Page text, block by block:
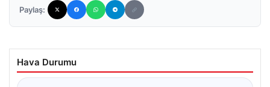
Paylaş:
Hava Durumu